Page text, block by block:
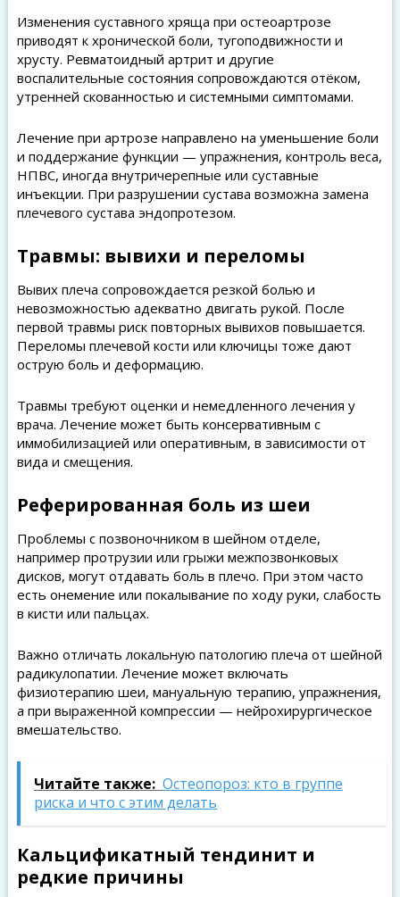
Изменения суставного хряща при остеоартрозе
приводят к хронической боли, тугоподвижности и
хрусту. Ревматоидный артрит и другие
воспалительные состояния сопровождаются отёком,
утренней скованностью и системными симптомами.
Лечение при артрозе направлено на уменьшение боли
и поддержание функции — упражнения, контроль веса,
НПВС, иногда внутричерепные или суставные
инъекции. При разрушении сустава возможна замена
плечевого сустава эндопротезом.
Травмы: вывихи и переломы
Вывих плеча сопровождается резкой болью и
невозможностью адекватно двигать рукой. После
первой травмы риск повторных вывихов повышается.
Переломы плечевой кости или ключицы тоже дают
острую боль и деформацию.
Травмы требуют оценки и немедленного лечения у
врача. Лечение может быть консервативным с
иммобилизацией или оперативным, в зависимости от
вида и смещения.
Реферированная боль из шеи
Проблемы с позвоночником в шейном отделе,
например протрузии или грыжи межпозвонковых
дисков, могут отдавать боль в плечо. При этом часто
есть онемение или покалывание по ходу руки, слабость
в кисти или пальцах.
Важно отличать локальную патологию плеча от шейной
радикулопатии. Лечение может включать
физиотерапию шеи, мануальную терапию, упражнения,
а при выраженной компрессии — нейрохирургическое
вмешательство.
Читайте также: Остеопороз: кто в группе
риска и что с этим делать
Кальцификатный тендинит и
редкие причины